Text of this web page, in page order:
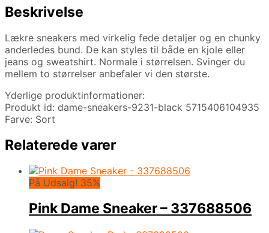
Beskrivelse
Lækre sneakers med virkelig fede detaljer og en chunky
anderledes bund. De kan styles til både en kjole eller
jeans og sweatshirt. Normale i størrelsen. Svinger du
mellem to størrelser anbefaler vi den største.
Yderlige produktinformationer:
Produkt id: dame-sneakers-9231-black 5715406104935
Farve: Sort
Relaterede varer
På Udsalg! 35%
Pink Dame Sneaker – 337688506